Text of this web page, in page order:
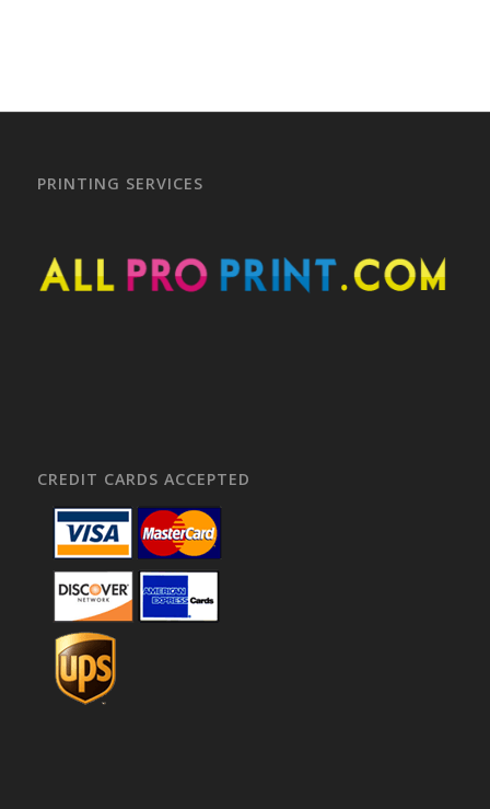
PRINTING SERVICES
CREDIT CARDS ACCEPTED